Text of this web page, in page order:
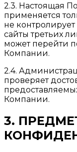
2.3. Настоящая
применяется
не контролирует
сайты третьих
может перейти
Компании.
2.4.
проверяет
Компании.
3.